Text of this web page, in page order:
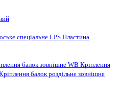
спеціальне LPS Пластина
балок зовнішне WB Кріплення
балок роздільне зовнішне